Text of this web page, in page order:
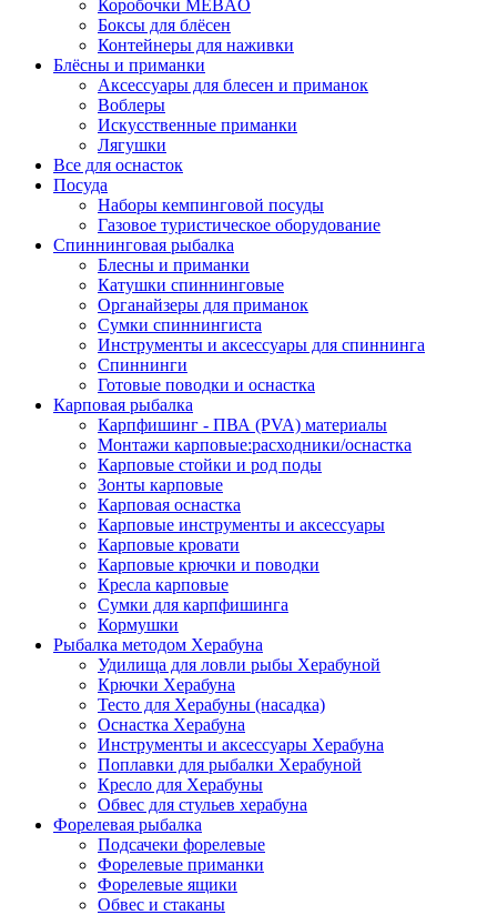
Коробочки MEBAO
Боксы для блёсен
Контейнеры для наживки
Блёсны и приманки
Аксессуары для блесен и приманок
Воблеры
Искусственные приманки
Лягушки
Все для оснасток
Посуда
Наборы кемпинговой посуды
Газовое туристическое оборудование
Спиннинговая рыбалка
Блесны и приманки
Катушки спиннинговые
Органайзеры для приманок
Сумки спиннингиста
Инструменты и аксессуары для спиннинга
Спиннинги
Готовые поводки и оснастка
Карповая рыбалка
Карпфишинг - ПВА (PVA) материалы
Монтажи карповые:расходники/оснастка
Карповые стойки и род поды
Зонты карповые
Карповая оснастка
Карповые инструменты и аксессуары
Карповые кровати
Карповые крючки и поводки
Кресла карповые
Сумки для карпфишинга
Кормушки
Рыбалка методом Херабуна
Удилища для ловли рыбы Херабуной
Крючки Херабуна
Тесто для Херабуны (насадка)
Оснастка Херабуна
Инструменты и аксессуары Херабуна
Поплавки для рыбалки Херабуной
Кресло для Херабуны
Обвес для стульев херабуна
Форелевая рыбалка
Подсачеки форелевые
Форелевые приманки
Форелевые ящики
Обвес и стаканы